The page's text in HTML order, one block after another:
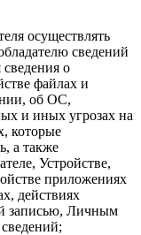
осуществлять
сведений
о
файлах и
об ОС,
и иных угрозах на
которые
а также
Устройстве,
приложениях
действиях
записью, Личным